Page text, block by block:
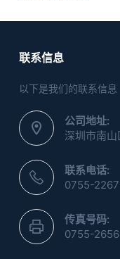
联系信息
以下是我们的联系信息
公司地址:
深圳市南
联系电话:
0755-
传真号码:
0755-